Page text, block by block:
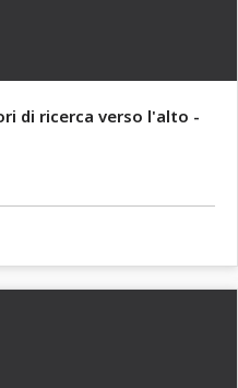
di ricerca verso l'alto -